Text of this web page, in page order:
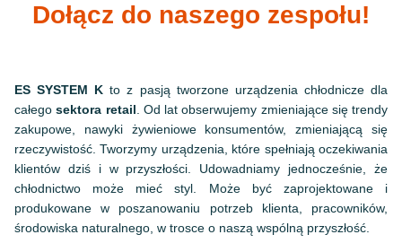
Dołącz do naszego zespołu!
ES SYSTEM Kto z pasją tworzone urządzenia chłodnicze dla
całegosektora retail . Od lat obserwujemy zmieniające się trendy
zakupowe, nawyki żywieniowe konsumentów, zmieniającą się
rzeczywistość. Tworzymy urządzenia, które spełniają oczekiwania
klientów dziś i w przyszłości. Udowadniamy jednocześnie, że
chłodnictwo może mieć styl. Może być zaprojektowane i
produkowane w poszanowaniu potrzeb klienta, pracowników,
środowiska naturalnego, w trosce o naszą wspólną przyszłość.